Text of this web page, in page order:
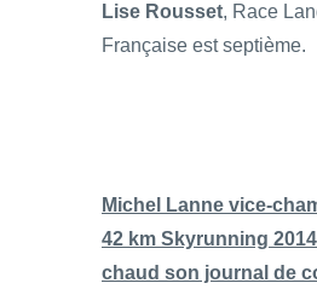
Lise Rousset, Race
Française est septième.
Michel Lanne vice-
42 km Skyrunning
chaud son journal de